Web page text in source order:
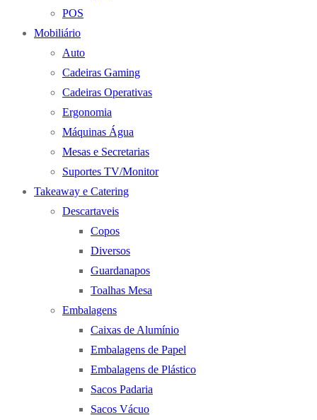
POS
Mobiliário
Auto
Cadeiras Gaming
Cadeiras Operativas
Ergonomia
Máquinas Água
Mesas e Secretarias
Suportes TV/Monitor
Takeaway e Catering
Descartaveis
Copos
Diversos
Guardanapos
Toalhas Mesa
Embalagens
Caixas de Alumínio
Embalagens de Papel
Embalagens de Plástico
Sacos Padaria
Sacos Vácuo